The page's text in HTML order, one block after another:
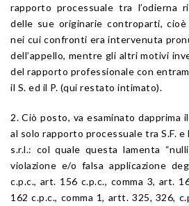
rapporto processuale tra l’odierna
delle sue originarie controparti,
nei cui confronti era intervenuta
dell’appello, mentre gli altri motivi
del rapporto professionale con
il S. ed il P. (qui restato intimato).
2. Ciò posto, va esaminato dapprima
al solo rapporto processuale tra S.F.
s.r.l.: col quale questa lamenta
violazione e/o falsa applicazione
c.p.c., art. 156 c.p.c., comma 3, art.
162 c.p.c., comma 1, artt. 325, 326,